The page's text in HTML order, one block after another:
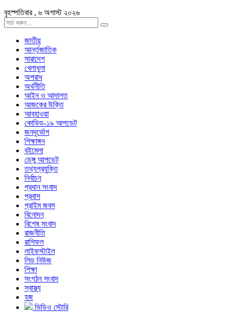
বৃহস্পতিবার , ৬ অগাস্ট ২০২৬
জাতীয়
আর্ন্তজাতিক
সারাদেশ
খেলাধুলা
অপরাধ
অর্থনীতি
আইন ও আদালত
আজকের উক্তি
আবহাওয়া
কোভিড-১৯ আপডেট
জনদূর্ভোগ
শিক্ষাঙ্গন
বইমেলা
ডেঙ্গু আপডেট
তথ্যপ্রযুক্তি
নির্বাচন
প্রধান সংবাদ
প্রবাস
প্রাইম জবস
বিনোদন
বিশেষ সংবাদ
রাজনীতি
রাশিফল
লাইফস্টাইল
লিড নিউজ
শিক্ষা
সংগঠন সংবাদ
স্বাস্থ্য
হজ
ভিডিও স্টোরি